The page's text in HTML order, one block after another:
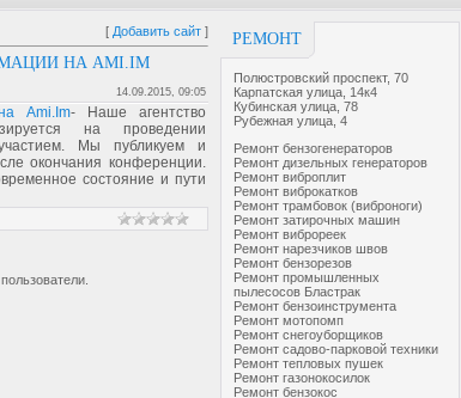
РЕМОНТ
Полюстровский проспект, 70
Карпатская улица, 14к4
Кубинская улица, 78
Рубежная улица, 4
Ремонт бензогенераторов
Ремонт дизельных генераторов
Ремонт виброплит
Ремонт виброкатков
Ремонт трамбовок (виброноги)
Ремонт затирочных машин
Ремонт виброреек
Ремонт нарезчиков швов
Ремонт бензорезов
Ремонт промышленных
пылесосов Бластрак
Ремонт бензоинструмента
Ремонт мотопомп
Ремонт снегоуборщиков
Ремонт садово-парковой техники
Ремонт тепловых пушек
Ремонт газонокосилок
Ремонт бензокос
[ Добавить сайт ]
НА AMI.IM
14.09.2015, 09:05
Ami.Im- Наше агентство
на проведении
Мы публикуем и
окончания конференции.
состояние и пути